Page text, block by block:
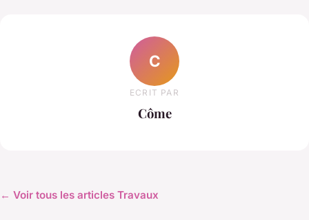
C
ECRIT PAR
Côme
← Voir tous les articles Travaux